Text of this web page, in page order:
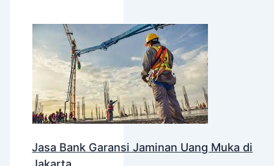
Jasa Bank Garansi Jaminan Uang Muka di